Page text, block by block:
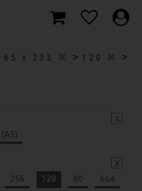
x 235 > 120 >
256 120 80 664